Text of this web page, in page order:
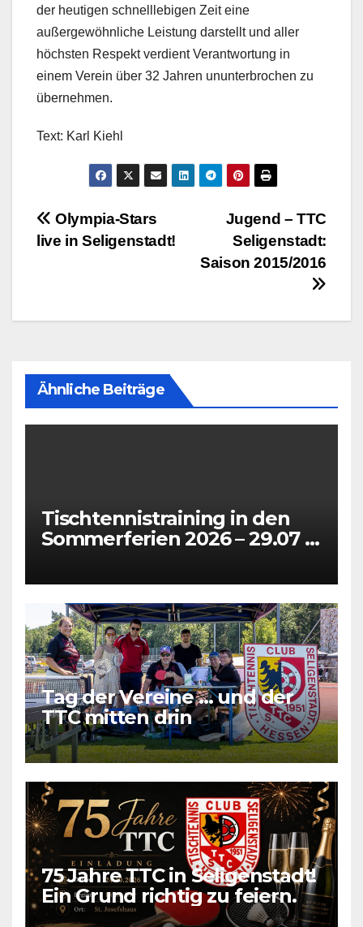
der heutigen schnelllebigen Zeit eine
außergewöhnliche Leistung darstellt und aller
höchsten Respekt verdient Verantwortung in
einem Verein über 32 Jahren ununterbrochen zu
übernehmen.
Text: Karl Kiehl
BeitragsnavigationJugend – TTC
Seligenstadt:
Saison 2015/2016
Olympia-Stars
live in Seligenstadt!
Ähnliche Beiträge
Tischtennistraining in den
Sommerferien 2026 – 29.07 +
Tag der Vereine … und der
TTC mitten drin
75 Jahre TTC in Seligenstadt!
Ein Grund richtig zu feiern.